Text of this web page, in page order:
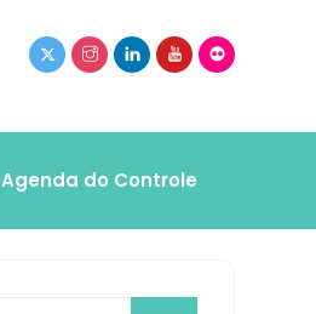
Agenda do Controle